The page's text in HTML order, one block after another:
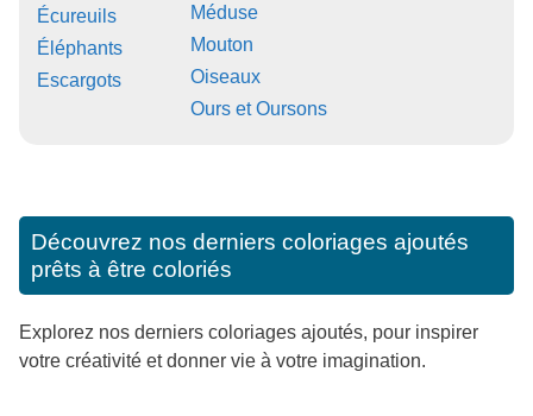
Écureuils
Éléphants
Escargots
Méduse
Mouton
Oiseaux
Ours et Oursons
Découvrez nos derniers coloriages ajoutés
prêts à être coloriés
Explorez nos derniers coloriages ajoutés, pour inspirer
votre créativité et donner vie à votre imagination.